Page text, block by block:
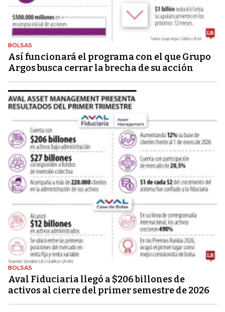
BOLSAS
Así funcionará el programa con el que Grupo
Argos busca cerrar la brecha de su acción
BOLSAS
Aval Fiduciaria llegó a $206 billones de
activos al cierre del primer semestre de 2026